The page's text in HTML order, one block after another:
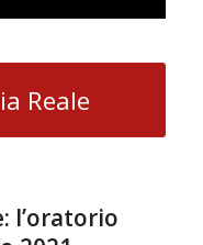
Reale
l’oratorio